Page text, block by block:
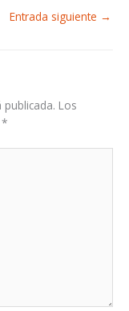
Entrada siguiente →
Los
*